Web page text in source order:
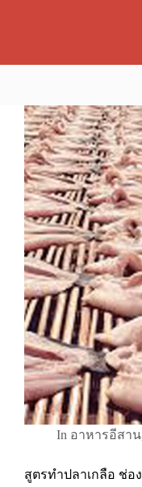
In อาหารอีสาน
สูตรทำปลาเกลือ ช่อ